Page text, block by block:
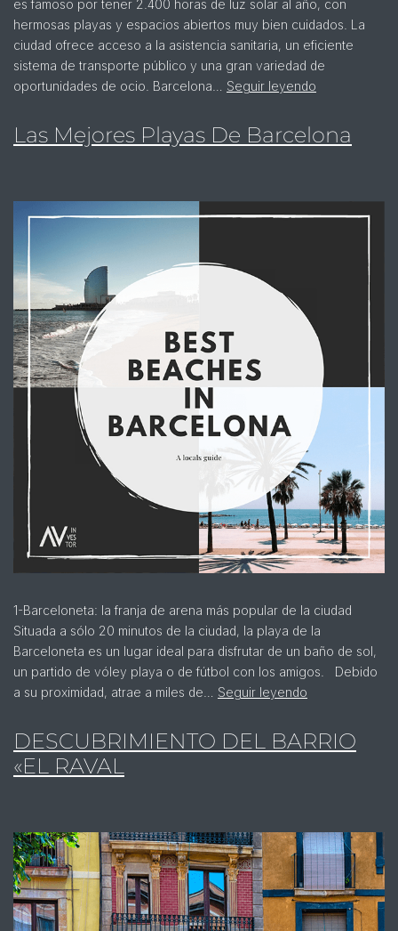
es famoso por tener 2.400 horas de luz solar al año, con
hermosas playas y espacios abiertos muy bien cuidados. La
ciudad ofrece acceso a la asistencia sanitaria, un eficiente
sistema de transporte público y una gran variedad de
oportunidades de ocio. Barcelona… Seguir leyendo
Las Mejores Playas De Barcelona
1-Barceloneta: la franja de arena más popular de la ciudad
Situada a sólo 20 minutos de la ciudad, la playa de la
Barceloneta es un lugar ideal para disfrutar de un baño de sol,
un partido de vóley playa o de fútbol con los amigos. Debido
a su proximidad, atrae a miles de… Seguir leyendo
DESCUBRIMIENTO DEL BARRIO
«EL RAVAL